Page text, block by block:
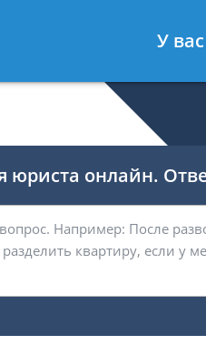
- Юрист по
юриста онлайн.
У